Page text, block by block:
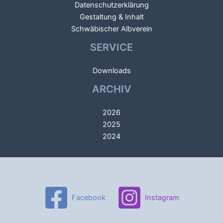
Datenschutzerklärung
Gestaltung & Inhalt
Schwäbischer Albverein
SERVICE
Downloads
ARCHIV
2026
2025
2024
Facebook Instagram